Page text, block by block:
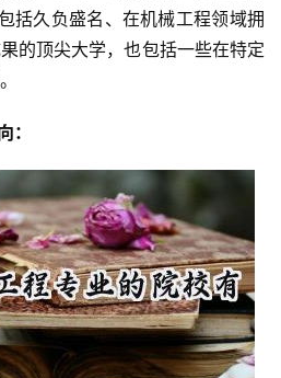
括久负盛名、在机械工程领域拥
的顶尖大学，也包括一些在特定
：